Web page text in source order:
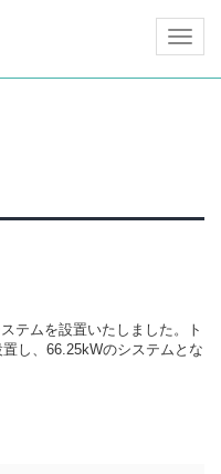
テムを設置いたしました。ト
し、66.25kWのシステムとな